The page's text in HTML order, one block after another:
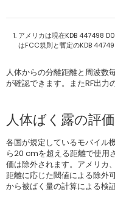
アメリカは現在KDB 447498
はFCC規則と暫定のKDB
人体からの分離距離と周波数
が確認できます。またRF出力
人体ばく露の評
各国が規定しているモバイル
ら20 cmを超える距離で使用
価は除外されます。アメリカ
距離に応じた閾値による除外
から被ばく量の計算による検